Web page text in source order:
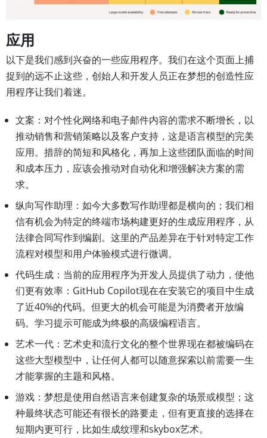
应用
以下是我们感到兴奋的一些应用程序。我们在这个页面上捕
捉到的远不止这些，创始人和开发人员正在梦想的创造性应
用程序让我们着迷。
文案：对个性化网络和电子邮件内容的需求不断增长，以
推动销售和营销策略以及客户支持，这是语言模型的完美
应用。措辞的简短和风格化，再加上这些团队面临的时间
和成本压力，应该会推动对自动化和增强解决方案的需
求。
纵向写作助理：如今大多数写作助理都是横向的；我们相
信有机会为特定的终端市场构建更好的生成应用程序，从
法律合同写作到编剧。这里的产品差异在于针对特定工作
流程对模型和用户体验模式进行微调。
代码生成：当前的应用程序为开发人员提供了动力，使他
们更有效率：GitHub Copilot现在在安装它的项目中生成
了近40%的代码。但更大的机会可能是为消费者开放编
码。学习提示可能成为终极的高级编程语言。
艺术一代：艺术史和流行文化的整个世界现在都被编码在
这些大型模型中，让任何人都可以随意探索以前需要一生
才能掌握的主题和风格。
游戏：梦想是使用自然语言来创建复杂的场景或模型；这
种最终状态可能还有很长的路要走，但有更直接的选择在
短期内更可行，比如生成纹理和skybox艺术。